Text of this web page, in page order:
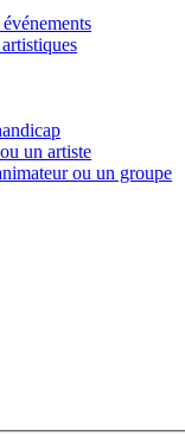
un artiste
ou un groupe